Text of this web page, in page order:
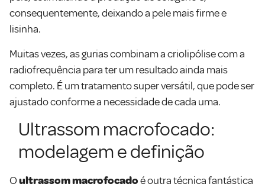
consequentemente, deixando a pele mais firme e
lisinha.
Muitas vezes, as gurias combinam a criolipólise com a
radiofrequência para ter um resultado ainda mais
completo. É um tratamento super versátil, que pode ser
ajustado conforme a necessidade de cada uma.
Ultrassom macrofocado:
modelagem e definição
Oultrassom macrofocadoé outra técnica fantástica